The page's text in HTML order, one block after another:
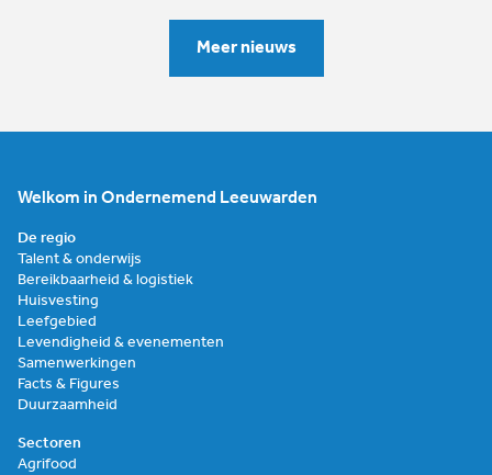
Meer nieuws
Welkom in Ondernemend Leeuwarden
De regio
Talent & onderwijs
Bereikbaarheid & logistiek
Huisvesting
Leefgebied
Levendigheid & evenementen
Samenwerkingen
Facts & Figures
Duurzaamheid
Sectoren
Agrifood